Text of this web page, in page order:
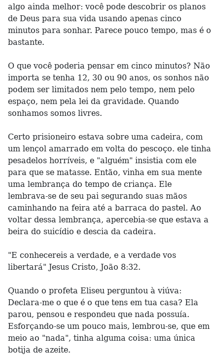
algo ainda melhor: você pode descobrir os planos
de Deus para sua vida usando apenas cinco
minutos para sonhar. Parece pouco tempo, mas é o
bastante.
O que você poderia pensar em cinco minutos? Não
importa se tenha 12, 30 ou 90 anos, os sonhos não
podem ser limitados nem pelo tempo, nem pelo
espaço, nem pela lei da gravidade. Quando
sonhamos somos livres.
Certo prisioneiro estava sobre uma cadeira, com
um lençol amarrado em volta do pescoço. ele tinha
pesadelos horríveis, e "alguém" insistia com ele
para que se matasse. Então, vinha em sua mente
uma lembrança do tempo de criança. Ele
lembrava-se de seu pai segurando suas mãos
caminhando na feira até a barraca do pastel. Ao
voltar dessa lembrança, apercebia-se que estava a
beira do suicídio e descia da cadeira.
"E conhecereis a verdade, e a verdade vos
libertará" Jesus Cristo, João 8:32.
Quando o profeta Eliseu perguntou à viúva:
Declara-me o que é o que tens em tua casa? Ela
parou, pensou e respondeu que nada possuía.
Esforçando-se um pouco mais, lembrou-se, que em
meio ao "nada", tinha alguma coisa: uma única
botija de azeite.